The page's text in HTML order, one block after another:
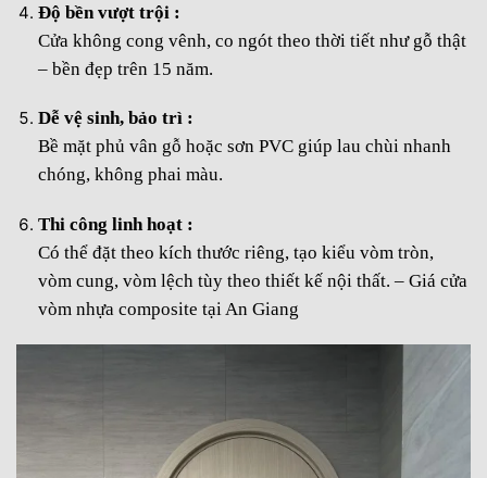
Độ bền vượt trội :
Cửa không cong vênh, co ngót theo thời tiết như gỗ thật
– bền đẹp trên 15 năm.
Dễ vệ sinh, bảo trì :
Bề mặt phủ vân gỗ hoặc sơn PVC giúp lau chùi nhanh
chóng, không phai màu.
Thi công linh hoạt :
Có thể đặt theo kích thước riêng, tạo kiểu vòm tròn,
vòm cung, vòm lệch tùy theo thiết kế nội thất. – Giá cửa
vòm nhựa composite tại An Giang